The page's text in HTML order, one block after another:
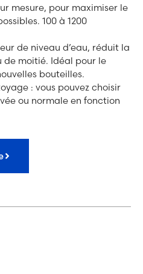
mesure, pour maximiser le
100 à 1200
de niveau d’eau, réduit la
de moitié. Idéal pour le
bouteilles.
: vous pouvez choisir
ou normale en fonction